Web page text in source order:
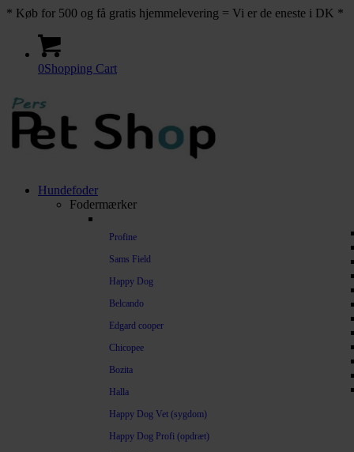
* Køb for 500 og få gratis hjemmelevering = Vi er de eneste i DK *
0Shopping Cart
Hundefoder
Fodermærker
Profine
Sams Field
Happy Dog
Belcando
Edgard cooper
Chicopee
Bozita
Halla
Happy Dog Vet (sygdom)
Happy Dog Profi (opdræt)